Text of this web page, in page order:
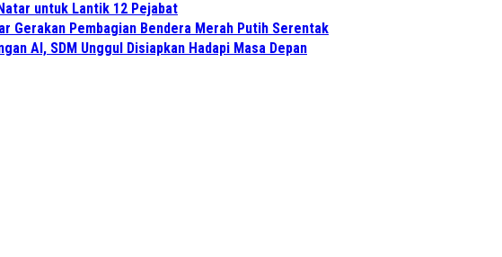
untuk Lantik 12 Pejabat
Gerakan Pembagian Bendera Merah Putih Serentak
AI, SDM Unggul Disiapkan Hadapi Masa Depan